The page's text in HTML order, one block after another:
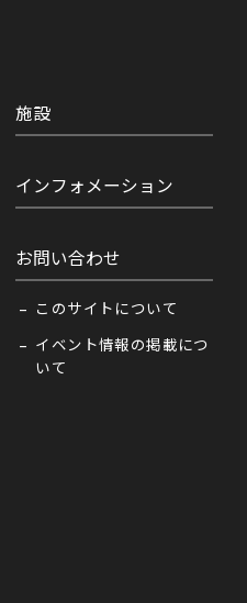
施設
インフォメーション
お問い合わせ
このサイトについて
イベント情報の掲載につ
いて